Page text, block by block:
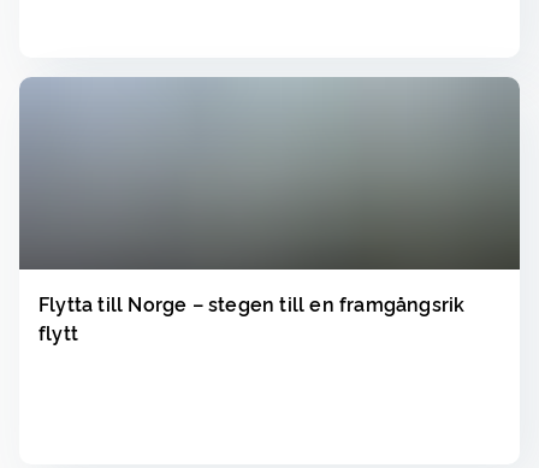
Flytta till Norge – stegen till en framgångsrik
flytt